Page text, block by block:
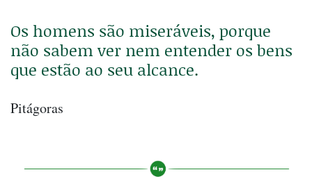
Os homens são miseráveis, porque
não sabem ver nem entender os bens
que estão ao seu alcance.
Pitágoras